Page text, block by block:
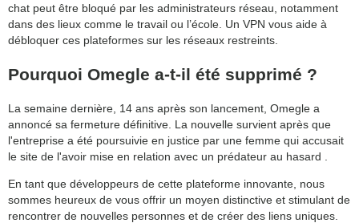
chat peut être bloqué par les administrateurs réseau, notamment
dans des lieux comme le travail ou l’école. Un VPN vous aide à
débloquer ces plateformes sur les réseaux restreints.
Pourquoi Omegle a-t-il été supprimé ?
La semaine dernière, 14 ans après son lancement, Omegle a
annoncé sa fermeture définitive. La nouvelle survient après que
l'entreprise a été poursuivie en justice par une femme qui accusait
le site de l'avoir mise en relation avec un prédateur au hasard .
En tant que développeurs de cette plateforme innovante, nous
sommes heureux de vous offrir un moyen distinctive et stimulant de
rencontrer de nouvelles personnes et de créer des liens uniques.